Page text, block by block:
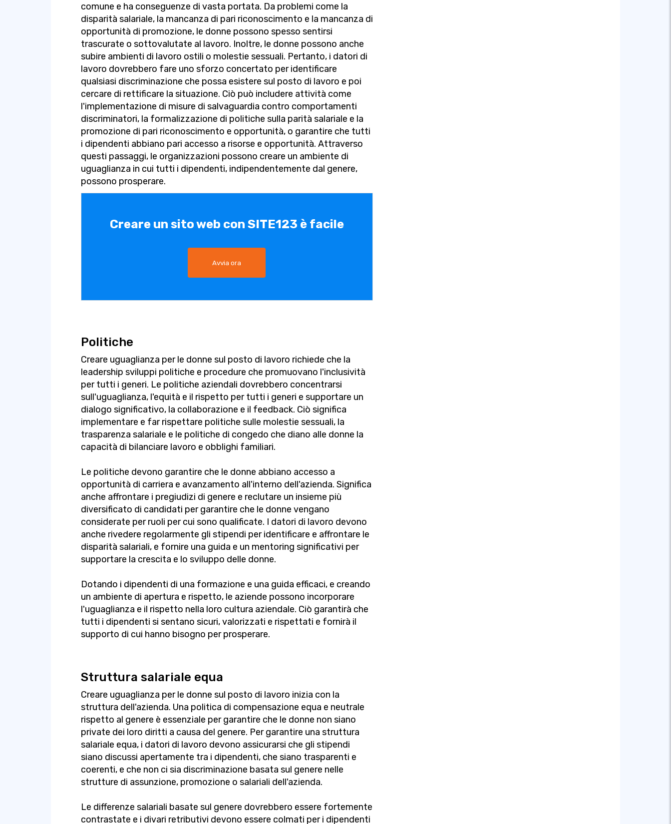
comune e ha conseguenze di vasta portata. Da problemi come la
disparità salariale, la mancanza di pari riconoscimento e la mancanza di
opportunità di promozione, le donne possono spesso sentirsi
trascurate o sottovalutate al lavoro. Inoltre, le donne possono anche
subire ambienti di lavoro ostili o molestie sessuali. Pertanto, i datori di
lavoro dovrebbero fare uno sforzo concertato per identificare
qualsiasi discriminazione che possa esistere sul posto di lavoro e poi
cercare di rettificare la situazione. Ciò può includere attività come
l'implementazione di misure di salvaguardia contro comportamenti
discriminatori, la formalizzazione di politiche sulla parità salariale e la
promozione di pari riconoscimento e opportunità, o garantire che tutti
i dipendenti abbiano pari accesso a risorse e opportunità. Attraverso
questi passaggi, le organizzazioni possono creare un ambiente di
uguaglianza in cui tutti i dipendenti, indipendentemente dal genere,
possono prosperare.
Creare un sito web con SITE123 è facile
Avvia ora
Politiche
Creare uguaglianza per le donne sul posto di lavoro richiede che la
leadership sviluppi politiche e procedure che promuovano l'inclusività
per tutti i generi. Le politiche aziendali dovrebbero concentrarsi
sull'uguaglianza, l'equità e il rispetto per tutti i generi e supportare un
dialogo significativo, la collaborazione e il feedback. Ciò significa
implementare e far rispettare politiche sulle molestie sessuali, la
trasparenza salariale e le politiche di congedo che diano alle donne la
capacità di bilanciare lavoro e obblighi familiari.
Le politiche devono garantire che le donne abbiano accesso a
opportunità di carriera e avanzamento all'interno dell'azienda. Significa
anche affrontare i pregiudizi di genere e reclutare un insieme più
diversificato di candidati per garantire che le donne vengano
considerate per ruoli per cui sono qualificate. I datori di lavoro devono
anche rivedere regolarmente gli stipendi per identificare e affrontare le
disparità salariali, e fornire una guida e un mentoring significativi per
supportare la crescita e lo sviluppo delle donne.
Dotando i dipendenti di una formazione e una guida efficaci, e creando
un ambiente di apertura e rispetto, le aziende possono incorporare
l'uguaglianza e il rispetto nella loro cultura aziendale. Ciò garantirà che
tutti i dipendenti si sentano sicuri, valorizzati e rispettati e fornirà il
supporto di cui hanno bisogno per prosperare.
Struttura salariale equa
Creare uguaglianza per le donne sul posto di lavoro inizia con la
struttura dell'azienda. Una politica di compensazione equa e neutrale
rispetto al genere è essenziale per garantire che le donne non siano
private dei loro diritti a causa del genere. Per garantire una struttura
salariale equa, i datori di lavoro devono assicurarsi che gli stipendi
siano discussi apertamente tra i dipendenti, che siano trasparenti e
coerenti, e che non ci sia discriminazione basata sul genere nelle
strutture di assunzione, promozione o salariali dell'azienda.
Le differenze salariali basate sul genere dovrebbero essere fortemente
contrastate e i divari retributivi devono essere colmati per i dipendenti